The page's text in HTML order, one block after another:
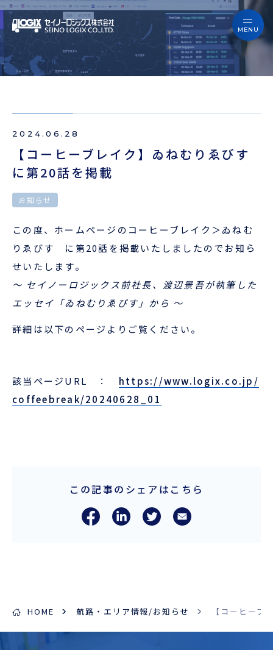
会員ログイン
本船スケジュール
お役立ち資料
ENGLISH
セイノーロジックスを知る
サービス
お役立ちブログ
よくあるご質問
ニュース
セイノーロジックスを知る
事例
お役立ちブログ
よくあるご質問
採用情報
本船スケジュール
お問い合わせ
2024.06.28
【コーヒーブレイク】ゐねむりゑびす
に第20話を掲載
お知らせ
この度、ホームページのコーヒーブレイク＞ゐねむ
りゑびす に第20話を掲載いたしましたのでお知ら
せいたします。
～ セイノーロジックス前社長、渡辺景吾が執筆した
エッセイ「ゐねむりゑびす」から ～
詳細は以下のページよりご覧ください。
該当ページURL ： https://www.logix.co.jp/
coffeebreak/20240628_01
この記事のシェアはこちら
HOME 航路・エリア情報/お知らせ 【コーヒーブ